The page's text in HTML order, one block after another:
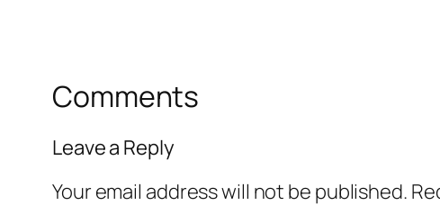
Comments
Leave a Reply
Your email address will not be published.